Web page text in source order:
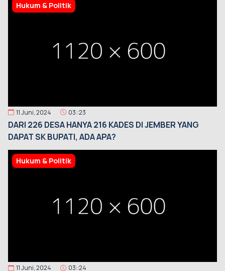
Hukum & Politik
11 Juni, 2024 03::23
DARI 226 DESA HANYA 216 KADES DI JEMBER YANG
DAPAT SK BUPATI, ADA APA?
Hukum & Politik
11 Juni, 2024 03::24